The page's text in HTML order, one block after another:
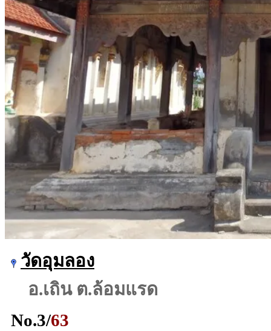
วัดอุมลอง
อ.เถิน ต.ล้อมแรด
No.3/63